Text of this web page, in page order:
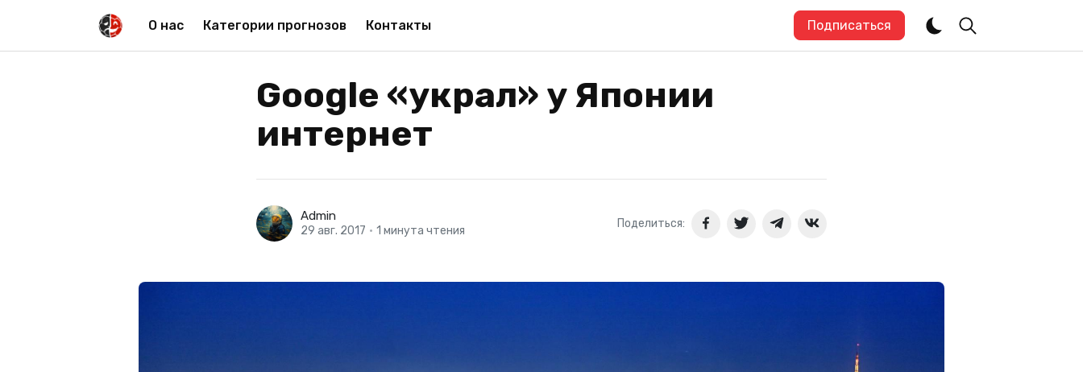
О нас Категории прогнозов Контакты Подписаться
Google «украл» у Японии
интернет
Admin
29 авг. 2017 • 1 минута чтения
Поделиться: